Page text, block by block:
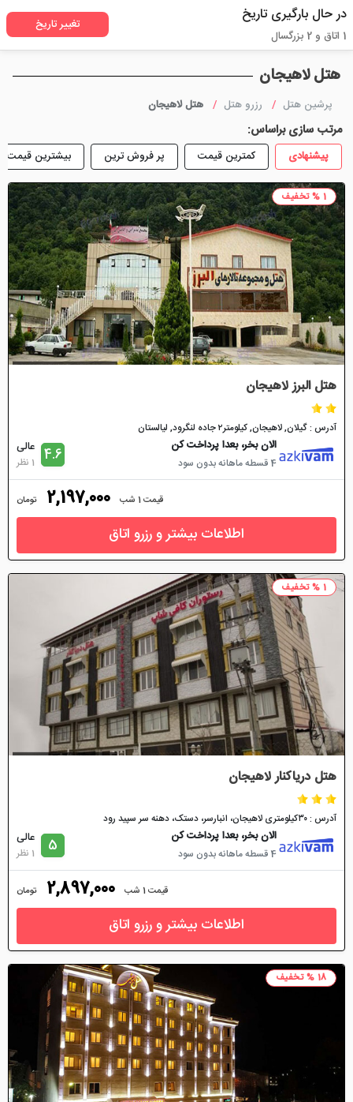
هتل لاهیجان
پرشین هتل رزرو هتل هتل لاهیجان
مرتب سازی براساس:
پیشنهادی کمترین قیمت پر فروش ترین بیشترین قیمت
1 % تخفیف
هتل البرز لاهیجان
آدرس : گیلان, لاهیجان, کیلومتر۲ جاده لنگرود, لیالستان
الان بخر، بعدا پرداخت کن
4 قسطه ماهانه بدون سود 4.6 عالی
1 نظر
قیمت 1 شب 2,197,000 تومان
اطلاعات بیشتر و رزرو اتاق
1 % تخفیف
هتل دریاکنار لاهیجان
آدرس : ۳۰کیلومتری لاهیجان، انبارسر، دستک، دهنه سر سپید رود
الان بخر، بعدا پرداخت کن
4 قسطه ماهانه بدون سود 5 عالی
1 نظر
قیمت 1 شب 2,897,000 تومان
اطلاعات بیشتر و رزرو اتاق
18 % تخفیف
در حال بارگیری تاریخ
1 اتاق و 2 بزرگسال
تغییر تاریخ